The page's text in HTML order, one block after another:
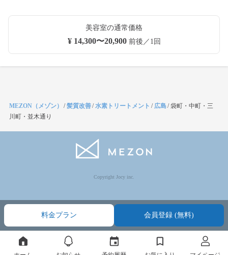
美容室の通常価格
¥ 14,300〜20,900前後／1回
料金プラン 会員登録 (無料)
MEZON（メゾン） /髪質改善/水素トリートメント / 広島/袋町・中町・三
川町・並木通り
Copyright Jocy inc.